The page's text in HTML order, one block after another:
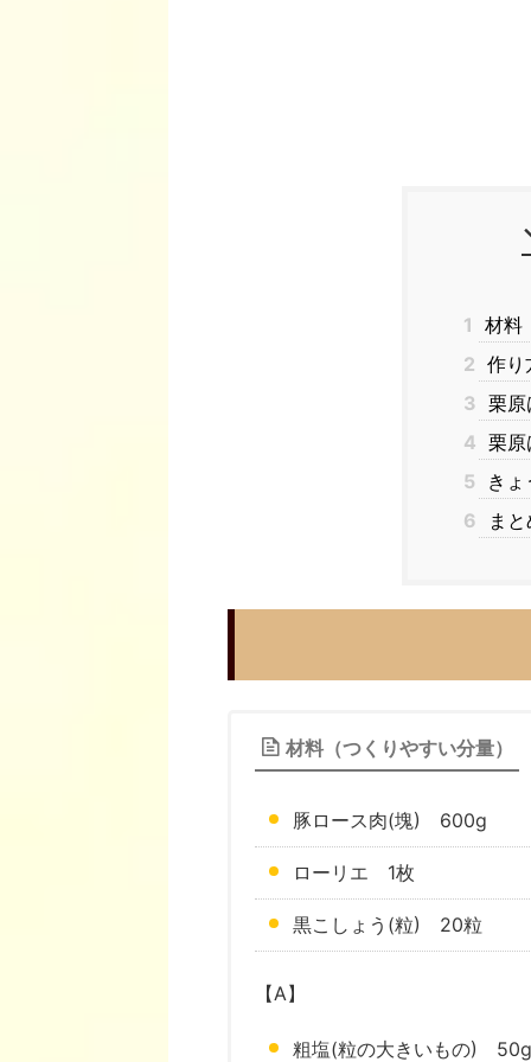
1 材料
2 作り
3 栗原
4 栗原
5
き
6
ま
材料（つくりやすい分量）
豚ロース肉(塊) 600g
ローリエ 1枚
黒こしょう(粒) 20粒
【A】
粗塩(粒の大きいもの) 50g